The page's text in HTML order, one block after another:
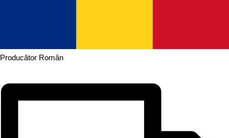
Producător Român